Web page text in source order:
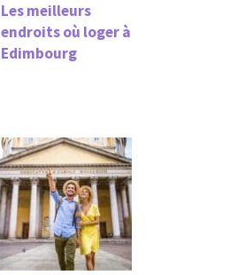
Les meilleurs
endroits où loger à
Edimbourg